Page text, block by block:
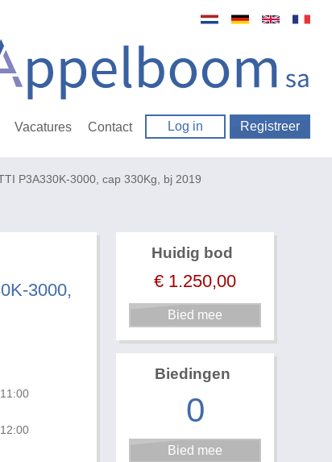
Vacatures Contact Log in Registreer
P3A330K-3000, cap 330Kg, bj 2019
3000,
Huidig bod
€ 1.250,00
Biedingen
0